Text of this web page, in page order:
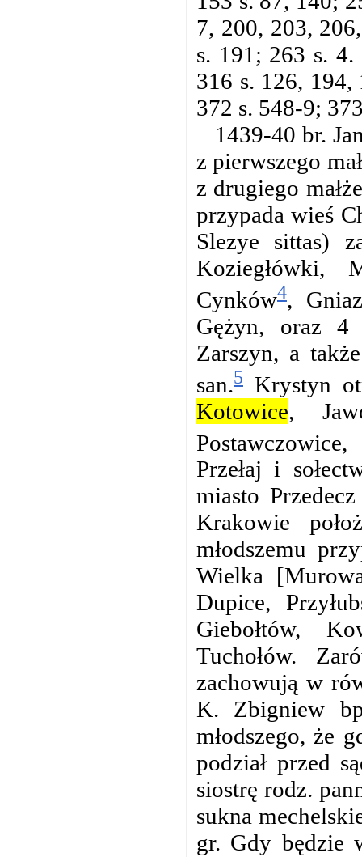
7, 200, 203,
s. 191; 263 s.
316 s. 126,
372 s. 548-9;
1439-40 br.
z pierwszego
z drugiego
przypada wieś
Slezye sittas)
Koziegłówki,
Cynków4,
Gężyn, oraz 4
Zarszyn, a
san.5 Krystyn
Kotowice,
Przełaj i
miasto
Krakowie
młodszemu
Wielka
Dupice,
Giebołtów,
Tuchołów.
zachowują w
K. Zbigniew
młodszego, że
podział przed
siostrę rodz.
sukna
gr. Gdy będzie